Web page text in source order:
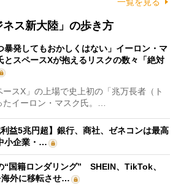
ス新大陸」の歩き方
暴発してもおかしくはない」イーロン・マ
とスペースXが抱えるリスクの数々「絶対
スX」の上場で史上初の「兆万長者（ト
たイーロン・マスク氏。…
利益5兆円超】銀行、商社、ゼネコンは最高
小企業・…
“国籍ロンダリング” SHEIN、TikTok、
外に移転させ…